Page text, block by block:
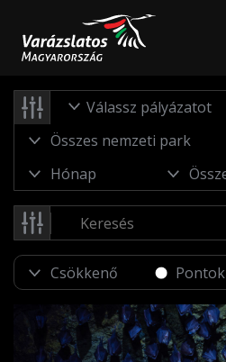
Válassz pályázatot
Pontok